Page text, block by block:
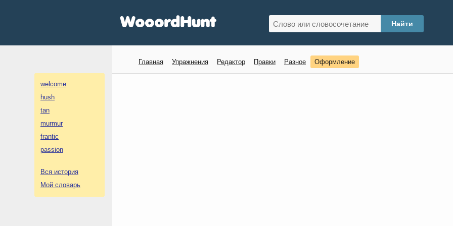
welcome
hush
tan
murmur
frantic
passion
Вся история
Мой словарь
Главная Упражнения Редактор Правки Разное Оформление